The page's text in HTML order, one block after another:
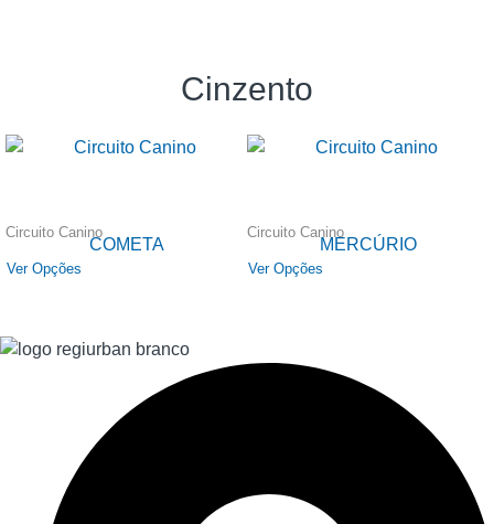
Cinzento
Circuito Canino
COMETA
Ver Opções
Circuito Canino
MERCÚRIO
Ver Opções